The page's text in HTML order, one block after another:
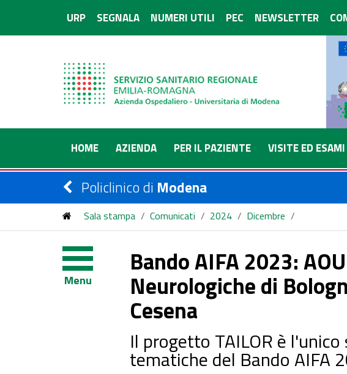
URP SEGNALA NUMERI UTILI PEC NEWSLETTER
HOME AZIENDA PER IL PAZIENTE VISITE ED ESAMI
Policlinico di Modena
Sala stampa / Comunicati / 2024 / Dicembre /
Menu
Bando AIFA 2023:
Neurologiche di
Cesena
Il progetto TAILOR è
tematiche del Bando AIFA